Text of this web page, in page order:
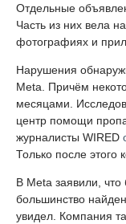
Отдельные
Часть из них вела
фотографиях и
Нарушения
Meta. Причём
месяцами.
центр помощи
журналисты WIRED
Только после этого
В Meta заявили, что
большинство
увидел. Компания